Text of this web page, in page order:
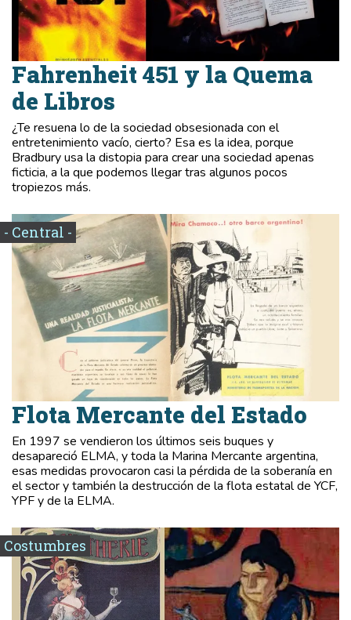
Fahrenheit 451 y la Quema
de Libros
¿Te resuena lo de la sociedad obsesionada con el
entretenimiento vacío, cierto? Esa es la idea, porque
Bradbury usa la distopia para crear una sociedad apenas
ficticia, a la que podemos llegar tras algunos pocos
tropiezos más.
- Central -
Flota Mercante del Estado
En 1997 se vendieron los últimos seis buques y
desapareció ELMA, y toda la Marina Mercante argentina,
esas medidas provocaron casi la pérdida de la soberanía en
el sector y también la destrucción de la flota estatal de YCF,
YPF y de la ELMA.
Costumbres